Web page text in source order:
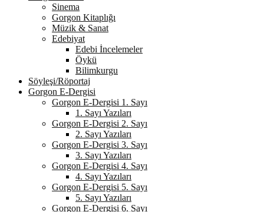
Sinema
Gorgon Kitaplığı
Müzik & Sanat
Edebiyat
Edebi İncelemeler
Öykü
Bilimkurgu
Söyleşi/Röportaj
Gorgon E-Dergisi
Gorgon E-Dergisi 1. Sayı
1. Sayı Yazıları
Gorgon E-Dergisi 2. Sayı
2. Sayı Yazıları
Gorgon E-Dergisi 3. Sayı
3. Sayı Yazıları
Gorgon E-Dergisi 4. Sayı
4. Sayı Yazıları
Gorgon E-Dergisi 5. Sayı
5. Sayı Yazıları
Gorgon E-Dergisi 6. Sayı